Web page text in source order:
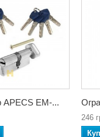
APECS EM-...
246